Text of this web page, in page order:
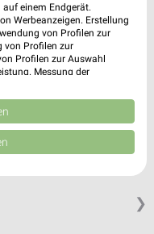
Berg
❯
einem Endgerät.
Werbeanzeigen. Erstellung
von Profilen zur
von Profilen zur
Profilen zur Auswahl
Messung der
Quellen. Entwicklung und
Daten zur Auswahl
weitergegeben und in die